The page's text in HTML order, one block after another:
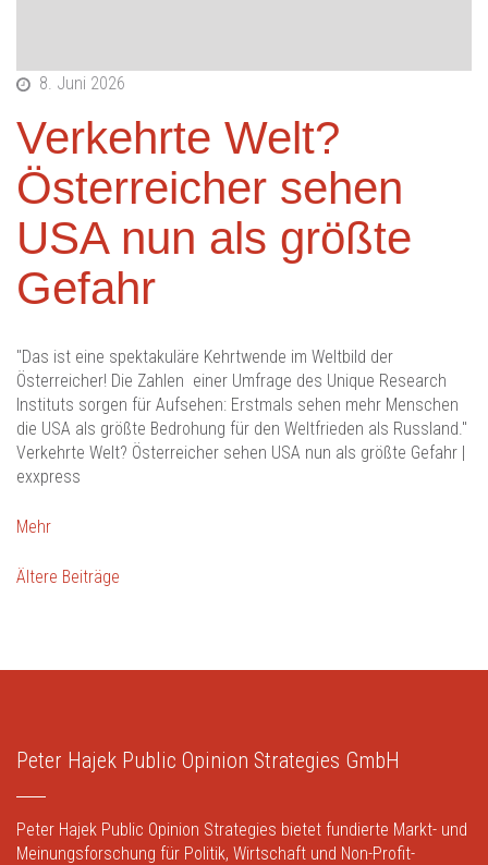
8. Juni 2026
Verkehrte Welt?
Österreicher sehen
USA nun als größte
Gefahr
"Das ist eine spektakuläre Kehrtwende im Weltbild der
Österreicher! Die Zahlen einer Umfrage des Unique Research
Instituts sorgen für Aufsehen: Erstmals sehen mehr Menschen
die USA als größte Bedrohung für den Weltfrieden als Russland."
Verkehrte Welt? Österreicher sehen USA nun als größte Gefahr |
exxpress
Mehr
Beitragsnavigation
Ältere Beiträge
Peter Hajek Public Opinion Strategies GmbH
Peter Hajek Public Opinion Strategies bietet fundierte Markt- und
Meinungsforschung für Politik, Wirtschaft und Non-Profit-